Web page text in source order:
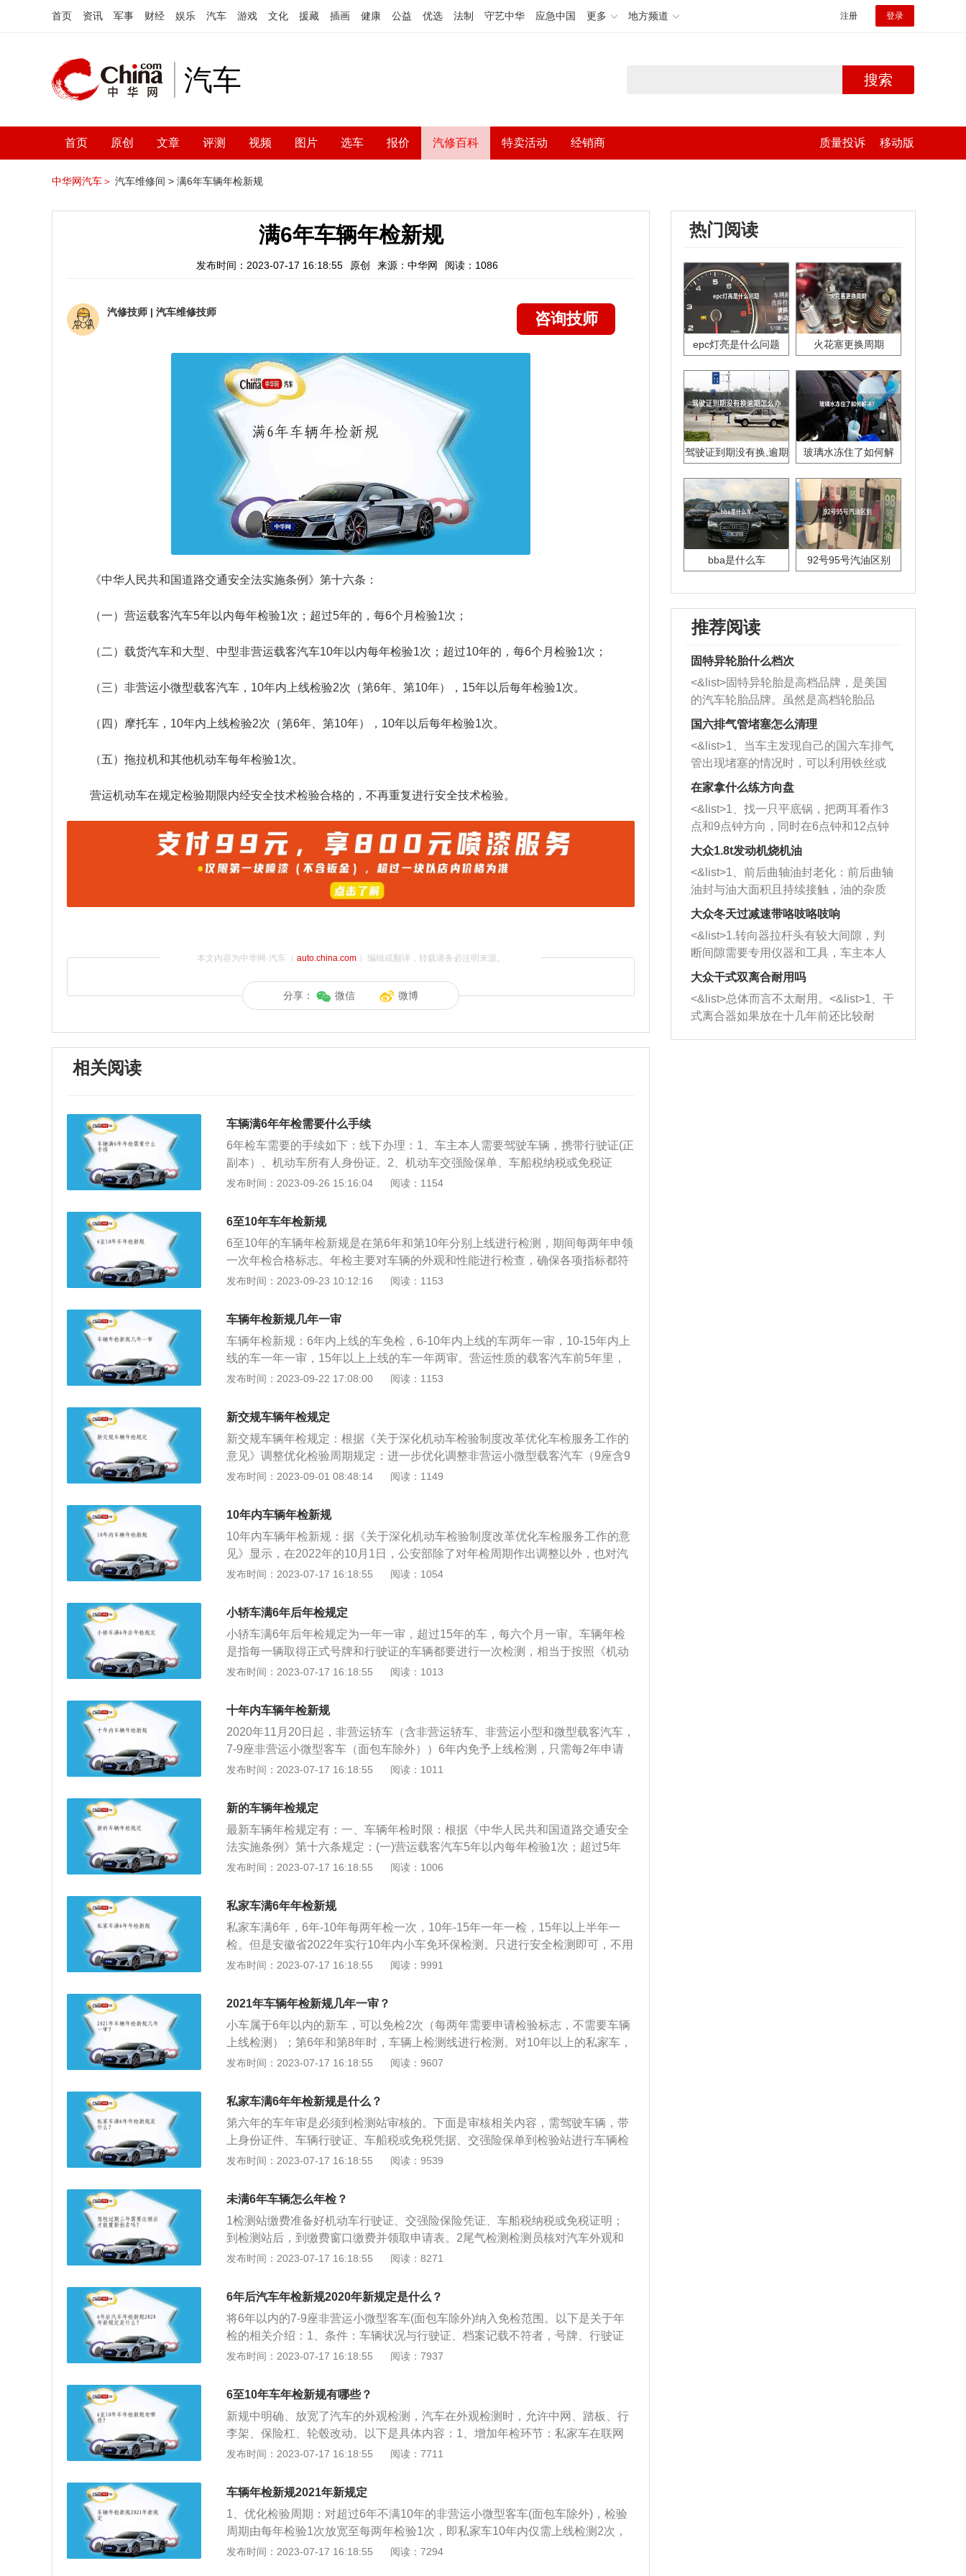
首页 资讯 军事 财经 娱乐 汽车 游戏 文化 援藏 插画 健康 公益 优选 法制 守艺中华 应急中国 更多 地方频道 注册 登录
汽车 搜索
首页 原创 文章 评测 视频 图片 选车 报价 汽修百科 特卖活动 经销商 质量投诉 移动版
中华网汽车＞ 汽车维修间 > 满6年车辆年检新规
满6年车辆年检新规
发布时间：2023-07-17 16:18:55 原创 来源：中华网 阅读：1086
汽修技师 | 汽车维修技师 咨询技师
《中华人民共和国道路交通安全法实施条例》第十六条：
（一）营运载客汽车5年以内每年检验1次；超过5年的，每6个月检验1次；
（二）载货汽车和大型、中型非营运载客汽车10年以内每年检验1次；超过10年的，每6个月检验1次；
（三）非营运小微型载客汽车，10年内上线检验2次（第6年、第10年），15年以后每年检验1次。
（四）摩托车，10年内上线检验2次（第6年、第10年），10年以后每年检验1次。
（五）拖拉机和其他机动车每年检验1次。
营运机动车在规定检验期限内经安全技术检验合格的，不再重复进行安全技术检验。
本文内容为中华网·汽车（ auto.china.com）编辑或翻译，转载请务必注明来源。
分享： 微信 微博
相关阅读
车辆满6年年检需要什么手续
6年检车需要的手续如下：线下办理：1、车主本人需要驾驶车辆，携带行驶证(正
副本）、机动车所有人身份证。2、机动车交强险保单、车船税纳税或免税证
明。3、到检测站进行车辆检测，合格后会领取一份证明单，最后再将这张表单
份证原件以及机动车所有人签名的书面委托书。年检的介绍：汽车年检（或车辆
技术条件》进行的检验。目的在于检查汽车主要技术状况，督促加强汽车的维护
保养，使汽车经常处于完好状态，确保汽车行驶安全。
发布时间：2023-09-26 15:16:04 阅读：1154
6至10年车年检新规
6至10年的车辆年检新规是在第6年和第10年分别上线进行检测，期间每两年申领
一次年检合格标志。年检主要对车辆的外观和性能进行检查，确保各项指标都符
合要求，保证车辆行驶过程中的稳定性。年检的期限车主可以查看行驶证上的说
国道路交通安全法实施条例》第十六条，机动车应当从注册登记之日起，按照下
列期限进行安全技术检验：(一)营运载客汽车5年以内每年检验1次；超过5年的，
每6个月检验1次；(二)载货汽车和大型、中型非营运载客汽车10年以内每年检验1
次；超过10年的，每6个月检验1次；(三)小型、微型非营运载客汽车6年以内每2
年检验1次；超过6年的，每年检验1次；超过15年的，每6个月检验1次；(四)摩
检验制度改革优化车检服务工作的意见》调整优化检验周期，进一步优化调整非
营运小微型载客汽车（9座含9座以下，面包车除外）、摩托车检验周期。对非营
运小微型载客汽车，将原10年内上线检验3次调整为检验2次（第6年、第10
年内上线检验5次调整为检验2次（第6年、第10年），10年以后每年检验1次。此
构上线检验，期间每两年申领一次检验标志；超过10年的，每年上线检验1次。
发布时间：2023-09-23 10:12:16 阅读：1153
车辆年检新规几年一审
车辆年检新规：6年内上线的车免检，6-10年内上线的车两年一审，10-15年内上
线的车一年一审，15年以上上线的车一年两审。营运性质的载客汽车前5年里，
每年进行1次车辆的年审；第6年开始就需要每6个月进行1次车辆的年审。载货汽
审。私家车-即9座含9座以下非营运小微型载客汽车（面包车除外）。车辆年检流
程：1、拿着车辆年检的材料，行驶证，驾驶证，车辆交强险复印件，车辆合格
证等相关证件，到车管所领取相应的材料，等待年检通知。2、汽车外观检验，
这是年检的初始环节。在车辆年检中，应当对车辆外观进行检查。大面积覆膜贴
必须通过年检，车贴也是，透射比也参加年检。3、缴纳年检费用。汽车外观检
要检测了。4、最重要的检测项目是对汽车的排气、灯光、制动性能的检查。年
检前，如果把车的改装部分恢复原状，很难通过年检。5、检查结束后，整个检
查基本完成。将检验单和车辆交强险费用收据交给工作人员，核实后给车辆出具
发布时间：2023-09-22 17:08:00 阅读：1153
新交规车辆年检规定
新交规车辆年检规定：根据《关于深化机动车检验制度改革优化车检服务工作的
意见》调整优化检验周期规定：进一步优化调整非营运小微型载客汽车（9座含9
座以下，面包车除外）、摩托车检验周期。对非营运小微型载客汽车，将原10年
次，调整为每年检验1次。对摩托车，将原10年内上线检验5次调整为检验2次
（第6年、第10年），10年以后每年检验1次。此次调整后，非营运小客车、摩托
车在10年内，只需要在第6年、第10年到检验机构上线检验，期间每两年申领一
次检验标志；超过10年的，每年上线检验1次。根据《中华人民共和国道路交通
安全法实施条例》第十七条规定：已注册登记的机动车进行安全技术检验时，机
动车第三者责任强制保险凭证的，不予通过检验。根据《关于加强和改进机动车
检验工作的意见》汽车年检规定分为免检范围与年检周期两部分：1、免检范
围：机动车的免检范围由原来的6年以内小于等于6座，扩大至7至9座的非营运小
检周期：免检车前6年可以免除上线检测，只是每两年办理一下手续，6至10年为
的一年一检改为两年一检。也即是说免检车在10年内均为两年一检，但只有第
六、第八年需要上线检测。根据《公安部等四部门联合推出深化车检改革优化车
检服务新举措》规定：调整优化检验周期，进一步优化调整非营运小微型载客汽
车（9座含9座以下，面包车除外）、摩托车检验周期。对非营运小微型载客汽
后每半年检验1次，调整为每年检验1次。对摩托车，将原10年内上线检验5次调
整为检验2次（第6年、第10年），10年以后每年检验1次。此次调整后，非营运
小客车、摩托车在10年内，只需要在第6年、第10年到检验机构上线检验，期间
每两年申领一次检验标志；超过10年的，每年上线检验1次。
发布时间：2023-09-01 08:48:14 阅读：1149
10年内车辆年检新规
10年内车辆年检新规：据《关于深化机动车检验制度改革优化车检服务工作的意
见》显示，在2022年的10月1日，公安部除了对年检周期作出调整以外，也对汽
车的年检流程作出了以下调整：1、年检周期：9座及9座以下的非营运载客车，
志申领即可。车龄15年以上的一年两检取消，改为车龄10年以上的一年一检。
2、年检流程：新规实施后，车主即可在交管12123手机app（手机系统Android8.
1.0APP版本v.2.9.1）线上预约年检时间和年检地点。这样一来，就不用一大早去
排队了，根据预约的时间随到随检即可。另外，新交规还推行了“交钥匙”便捷办
服务政策，车主交钥匙给工作人员，相关业务即可由工作人员一并办结。据《机
汽车两个部分，具体如下：私家车：1、增加年检环节：私家车在联网检测项目
中增加“安全缺陷召回”环节，如果汽车存在安全问题，厂家正在召回，那么工作
人员会提醒车主汽车的召回情况。2、明确外观检测范围：新规中明确、放宽了
改动。货运车辆：货运车辆实行三增六减举措，在原来的年检项目中删除6个固
距三个检测新项目。2、删除：噪声、车速表、悬架效率、经济性、动力性、前
置灯偏移量6个旧项目。
发布时间：2023-07-17 16:18:55 阅读：1054
小轿车满6年后年检规定
小轿车满6年后年检规定为一年一审，超过15年的车，每六个月一审。车辆年检
是指每一辆取得正式号牌和行驶证的车辆都要进行一次检测，相当于按照《机动
车运行安全技术条件》每年给车辆体检一次。车辆年检可以及时消除车辆安全隐
安全法实施条例》：第十六条机动车应当从注册登记之日起，机动车应当从注册
登记之日起，按照下列期限进行安全技术检验：1.营运载客汽车5年以内每年检验
1次；超过5年的，每6个月检验1次；2.载货汽车和大型、中型非营运载客汽车10
年以内每年检验1次；超过10年的，每6个月检验1次；3.小型、微型非营运载客
汽车6年以内每2年检验1次；超过6年的，每年检验1次；超过15年的，每6个月检
其他机动车每年检验1次。营运机动车在规定检验期限内经安全技术检验合格
的，不再重复进行安全技术检验。
发布时间：2023-07-17 16:18:55 阅读：1013
十年内车辆年检新规
2020年11月20日起，非营运轿车（含非营运轿车、非营运小型和微型载客汽车，
7-9座非营运小微型客车（面包车除外））6年内免予上线检测，只需每2年申请
检验标志即可；2020年11月20日起，超过6年但还不满10年的，检验周期由每年
年。对10年以上的非营运轿车，仍然按照原规定的检验周期执行，即10-15年
的，每年检验一次。15年以上的，每半年检验一次。此外，免检车前六年能够免
去上线检测，只不过每两年办理下手续，六到十年为每年一检。新证中表明，私
家车前6年的年检周期不会改变，六至十年的机动车辆由原先的1年一检改成2年
一检。摩托车4年以内每2年检验1次；超过4年的，每年检验1次。车辆年检时
检验合格标志。在申请前，车辆的道路交通违法行为和交通事故需完毕。
发布时间：2023-07-17 16:18:55 阅读：1011
新的车辆年检规定
最新车辆年检规定有：一、车辆年检时限：根据《中华人民共和国道路交通安全
法实施条例》第十六条规定：(一)营运载客汽车5年以内每年检验1次；超过5年
的，每6个月检验1次；(二)载货汽车和大型、中型非营运载客汽车10年以内每年
内每2年检验1次；超过6年的，每年检验1次；超过15年的，每6个月检验1次；
(四)摩托车4年以内每2年检验1次；超过4年的，每年检验1次；(五)拖拉机和其他
机动车每年检验1次。营运机动车在规定检验期限内经安全技术检验合格的，不
再重复进行安全技术检验。二、车辆年检条件：《机动车登记规定》第四十九条
规定：机动车所有人可以在机动车检验有效期满前三个月内向登记地车辆管理所
行为和交通事故处理完毕。申请时，机动车所有人应当填写申请表并提交行驶
证、机动车交通事故责任强制保险凭证、车船税纳税或者免税证明、机动车安全
技术检验合格证明。车辆管理所应当自受理之日起一日内，确认机动车，审查提
发布时间：2023-07-17 16:18:55 阅读：1006
私家车满6年年检新规
私家车满6年，6年-10年每两年检一次，10年-15年一年一检，15年以上半年一
检。但是安徽省2022年实行10年内小车免环保检测。只进行安全检测即可，不用
尾气检测。《道路交通安全法实施条例》第十六条规定：机动车应当从注册登记
检；超过6年的，每2年检验1次；10年-15年，每1年检验1次；超过15年，每6个
月检验1次。年检流程：(1)车辆先去排队；(2)受理大厅填写好登记表，连车辆行
驶证、交强险(副本)一起交给工作人员，领会盖章后的表格；(3)到自己的车辆上
等待；(4)工作人员开走车子后，到出口去等车子出来后，拿上单据，再到受理大
厅领取检测结果，领回检验合格证。
发布时间：2023-07-17 16:18:55 阅读：9991
2021年车辆年检新规几年一审？
小车属于6年以内的新车，可以免检2次（每两年需要申请检验标志，不需要车辆
上线检测）；第6年和第8年时，车辆上检测线进行检测。对10年以上的私家车，
仍然按照原规定的检验周期执行，即10年至15年的每年检验1次，15年以上的每
检范围。对非营运小微型客车（面包车除外）超过6年不满10年的，由每年检验1
次调整为每两年检验1次。
发布时间：2023-07-17 16:18:55 阅读：9607
私家车满6年年检新规是什么？
第六年的车年审是必须到检测站审核的。下面是审核相关内容，需驾驶车辆，带
上身份证件、车辆行驶证、车船税或免税凭据、交强险保单到检验站进行车辆检
测。申请办理年检后，将车辆驶进自动识别地区，先后检验废气、时速、灯光效
码、VIN编码、车架号码准确无误；检测车辆外型：对保险杆、发动机盖、倒车
镜、下后视镜、汽车车窗、车漆、汽车发动机运行情况及车內部和车轱辘等关键
点开展检查。
发布时间：2023-07-17 16:18:55 阅读：9539
未满6年车辆怎么年检？
1检测站缴费准备好机动车行驶证、交强险保险凭证、车船税纳税或免税证明；
到检测站后，到缴费窗口缴费并领取申请表。2尾气检测检测员核对汽车外观和
发动机号后，会将车开到线上做尾气检测，通过则到缴费窗缴费，领取及格标
观。4上线检测等待上线检测，线上检测的项目有制动系统、灯光系统、底盘部
件等。5领取合格标志打印身份证复印件，到总检处盖章；到缴费窗口缴费，领
取检验合格标志即可。
发布时间：2023-07-17 16:18:55 阅读：8271
6年后汽车年检新规2020年新规定是什么？
将6年以内的7-9座非营运小微型客车(面包车除外)纳入免检范围。以下是关于年
检的相关介绍：1、条件：车辆状况与行驶证、档案记载不符者，号牌、行驶证
破损不全、字迹不清或自行仿制号牌者。2、注意事项：车的外表不能改装。玻
车，5座以下的小车没关系）面包车和货车都要有尾部扩大号弹簧弓片的片数不
侧门，不能开顶，不能加尾板），轮胎大小不能有改动、同轴轮胎的花纹要一
致，车辆有未处理的交通违章，或车辆被法院查封，不可以年审。
发布时间：2023-07-17 16:18:55 阅读：7937
6至10年车年检新规有哪些？
新规中明确、放宽了汽车的外观检测，汽车在外观检测时，允许中网、踏板、行
李架、保险杠、轮毂改动。以下是具体内容：1、增加年检环节：私家车在联网
检测项目中增加“安全缺陷召回”环节。如汽车存在安全问题，厂家正在召回，工
年以内小于等于6座，扩大至7-9座的非营运小微型载客汽车。就是11月20日后，
未满6年的7-9非营运小微型载客汽车将可以享受免检政策。3、年检周期：免检
车前6年可以免除上线检测，每两年办理一下手续，6-10年为每年一检。新证中
显示，私家车前6年的年检周期不变，6-10年的机动车由原来的一年一检改为两
年一检。就是免检车在10年内均为两年一检，只有第六、第八年需要上线检测。
发布时间：2023-07-17 16:18:55 阅读：7711
车辆年检新规2021年新规定
1、优化检验周期：对超过6年不满10年的非营运小微型客车(面包车除外)，检验
周期由每年检验1次放宽至每两年检验1次，即私家车10年内仅需上线检测2次，
分别是第6年、第8年。对10年以上的私家车，仍然按照原规定的检验周期执行，
发布时间：2023-07-17 16:18:55 阅读：7294
热门阅读
epc灯亮是什么问题 火花塞更换周期
驾驶证到期没有换,逾期
玻璃水冻住了如何解
bba是什么车 92号95号汽油区别
推荐阅读
固特异轮胎什么档次
<&list>固特异轮胎是高档品牌，是美国
的汽车轮胎品牌。虽然是高档轮胎品
牌，但是中高低端的轮胎都有生产，这
也是为了更好的开拓市场。
国六排气管堵塞怎么清理
<&list>1、当车主发现自己的国六车排气
管出现堵塞的情况时，可以利用铁丝或
者是细棍，直接将杂物给取出来，如果
堵塞情况比较严重，也可以采取应急措
施。 <&list>2、直接利用木棍将所有的
杂物推到排气管里面的位置处，然后将
三元催化器拆解开，就可以将堵塞的东
西取出来。但如果是因为积碳过多引起
的堵塞，就需要将三元催化器泡在草酸
洗剂对堵塞的情况得到解决，将清洗剂
放在燃油箱中，与燃油混合后，车辆启
动时，就可以和汽油一起进入到燃烧
室，最后形成废气排出，就可以让三元
催化器得到清洗，排气管堵塞的情况就
能够得到解决。
在家拿什么练方向盘
<&list>1、找一只平底锅，把两耳看作3
点和9点钟方向，同时在6点钟和12点钟
方向做一个标记。 <&list>2、双手握住
一圈半的练习，往右同样也要打相同的
圈数。 <&list>3、最后强调要反复练
习，这样就可以形成肌肉记忆，在真实
驾驶车辆时，不需要记忆也能打好方
向。
大众1.8t发动机烧机油
<&list>1、前后曲轴油封老化：前后曲轴
油封与油大面积且持续接触，油的杂质
和发动机内持续温度变化使其密封效果
逐渐减弱，导致渗油或漏油。<&list>2、
活塞间隙过大：积碳会使活塞环与缸体
的间隙扩大，导致机油流入燃烧室中，
造成烧机油。<&list>3、机油粘度。使用
机油粘度过小的话，同样会有烧机油现
象，机油粘度过小具有很好的流动性，
大众冬天过减速带咯吱咯吱响
<&list>1.转向器拉杆头有较大间隙，判
断间隙需要专用仪器和工具，车主本人
无法制作，需要将车辆送到修理厂或4s
店；<&list>2.车辆半轴套管防尘罩破
裂，破裂后会出现漏油现象，使半轴磨
损严重，磨损的半轴容易损坏，产生异
响；<&list>3.稳定器的转向胶套和球头
大众干式双离合耐用吗
<&list>总体而言不太耐用。<&list>1、干
式离合器如果放在十几年前还比较耐